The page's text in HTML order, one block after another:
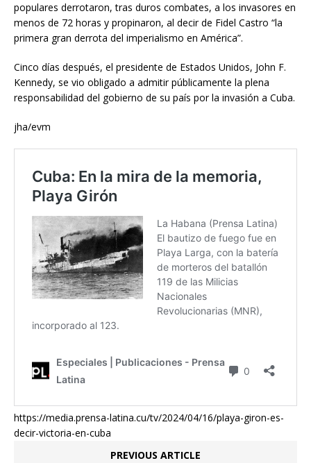
populares derrotaron, tras duros combates, a los invasores en
menos de 72 horas y propinaron, al decir de Fidel Castro “la
primera gran derrota del imperialismo en América”.
Cinco días después, el presidente de Estados Unidos, John F.
Kennedy, se vio obligado a admitir públicamente la plena
responsabilidad del gobierno de su país por la invasión a Cuba.
jha/evm
https://media.prensa-latina.cu/tv/2024/04/16/playa-giron-es-
decir-victoria-en-cuba
PREVIOUS ARTICLE